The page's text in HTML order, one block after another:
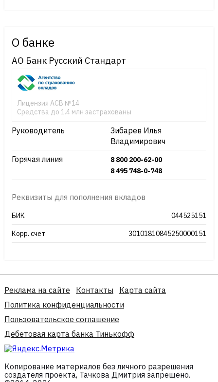
О банке
АО Банк Русский Стандарт
Лицензия АСВ №14
Средства до 1.4 млн застрахованы
Руководитель
Зибарев Илья
Владимирович
Горячая линия
8 800 200-62-00
8 495 748-0-748
Реквизиты для пополнения вкладов
БИК 044525151
Корр. счет 30101810845250000151
Реклама на сайте Контакты
Карта сайта
Политика конфиденциальности
Пользовательское соглашение
Дебетовая карта банка Тинькофф
Копирование материалов без личного разрешения
создателя проекта, Тачкова Дмитрия запрещено.